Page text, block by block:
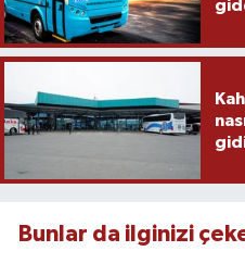
Bunlar da ilginizi